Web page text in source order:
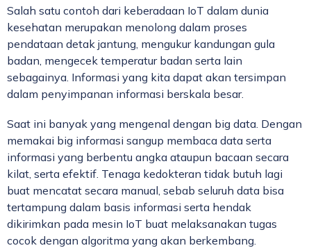
Salah satu contoh dari keberadaan IoT dalam dunia
kesehatan merupakan menolong dalam proses
pendataan detak jantung, mengukur kandungan gula
badan, mengecek temperatur badan serta lain
sebagainya. Informasi yang kita dapat akan tersimpan
dalam penyimpanan informasi berskala besar.
Saat ini banyak yang mengenal dengan big data. Dengan
memakai big informasi sangup membaca data serta
informasi yang berbentu angka ataupun bacaan secara
kilat, serta efektif. Tenaga kedokteran tidak butuh lagi
buat mencatat secara manual, sebab seluruh data bisa
tertampung dalam basis informasi serta hendak
dikirimkan pada mesin IoT buat melaksanakan tugas
cocok dengan algoritma yang akan berkembang.